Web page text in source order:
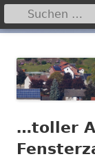
zum
Inhalt
Primäres
…toller